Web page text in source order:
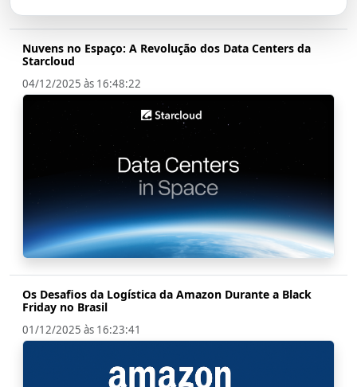
Nuvens no Espaço: A Revolução dos Data Centers da
Starcloud
04/12/2025 às 16:48:22
Os Desafios da Logística da Amazon Durante a Black
Friday no Brasil
01/12/2025 às 16:23:41